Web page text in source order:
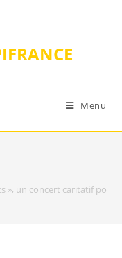
Menu
», un concert caritatif